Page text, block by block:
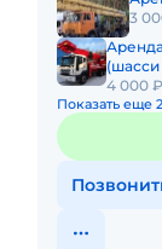
3
4 000
Показать еще